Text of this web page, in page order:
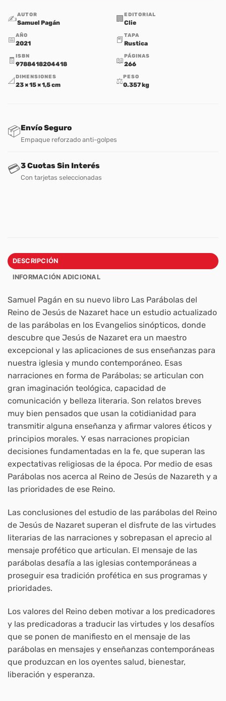
✍️AUTOR
Samuel Pagán 🏢 EDITORIAL
Clie
📅AÑO
2021 📕 TAPA
Rustica
🧾 ISBN
9788418204418 📖PÁGINAS
266
📐 DIMENSIONES
23 × 15 × 1,5 cm ⚖️PESO
0.357 kg
📦Envío Seguro
Empaque reforzado anti-golpes
💳3 Cuotas Sin Interés
Con tarjetas seleccionadas
DESCRIPCIÓN
INFORMACIÓN ADICIONAL
Samuel Pagán en su nuevo libro Las Parábolas del
Reino de Jesús de Nazaret hace un estudio actualizado
de las parábolas en los Evangelios sinópticos, donde
descubre que Jesús de Nazaret era un maestro
excepcional y las aplicaciones de sus enseñanzas para
nuestra iglesia y mundo contemporáneo. Esas
narraciones en forma de Parábolas; se articulan con
gran imaginación teológica, capacidad de
comunicación y belleza literaria. Son relatos breves
muy bien pensados que usan la cotidianidad para
transmitir alguna enseñanza y afirmar valores éticos y
principios morales. Y esas narraciones propician
decisiones fundamentadas en la fe, que superan las
expectativas religiosas de la época. Por medio de esas
Parábolas nos acerca al Reino de Jesús de Nazareth y a
las prioridades de ese Reino.
Las conclusiones del estudio de las parábolas del Reino
de Jesús de Nazaret superan el disfrute de las virtudes
literarias de las narraciones y sobrepasan el aprecio al
mensaje profético que articulan. El mensaje de las
parábolas desafía a las iglesias contemporáneas a
proseguir esa tradición profética en sus programas y
prioridades.
Los valores del Reino deben motivar a los predicadores
y las predicadoras a traducir las virtudes y los desafíos
que se ponen de manifiesto en el mensaje de las
parábolas en mensajes y enseñanzas contemporáneas
que produzcan en los oyentes salud, bienestar,
liberación y esperanza.